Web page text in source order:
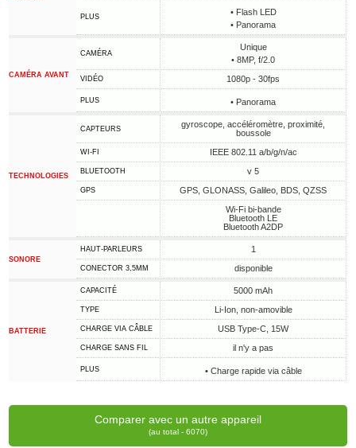
PLUS
• Flash LED
• Panorama
CAMÉRA AVANT
CAMÉRA
Unique
• 8MP, f/2.0
VIDÉO 1080p - 30fps
PLUS • Panorama
TECHNOLOGIES
CAPTEURS
gyroscope, accéléromètre, proximité,
boussole
WI-FI IEEE 802.11 a/b/g/n/ac
BLUETOOTH v 5
GPS
GPS, GLONASS, Galileo, BDS, QZSS
Wi-Fi bi-bande
Bluetooth LE
Bluetooth A2DP
SONORE
HAUT-PARLEURS 1
CONECTOR 3,5MM disponible
BATTERIE
CAPACITÉ 5000 mAh
TYPE Li-Ion, non-amovible
CHARGE VIA CÂBLE USB Type-C, 15W
CHARGE SANS FIL il n'y a pas
PLUS • Charge rapide via câble
Comparer avec un autre appareil
(au total - 6070)